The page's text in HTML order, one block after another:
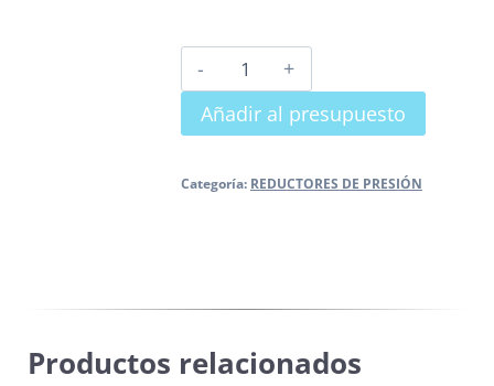
REDUCTOR
DE
PRESIÓN
FIJA
Añadir al presupuesto
Categoría: REDUCTORES DE PRESIÓN
Productos relacionados